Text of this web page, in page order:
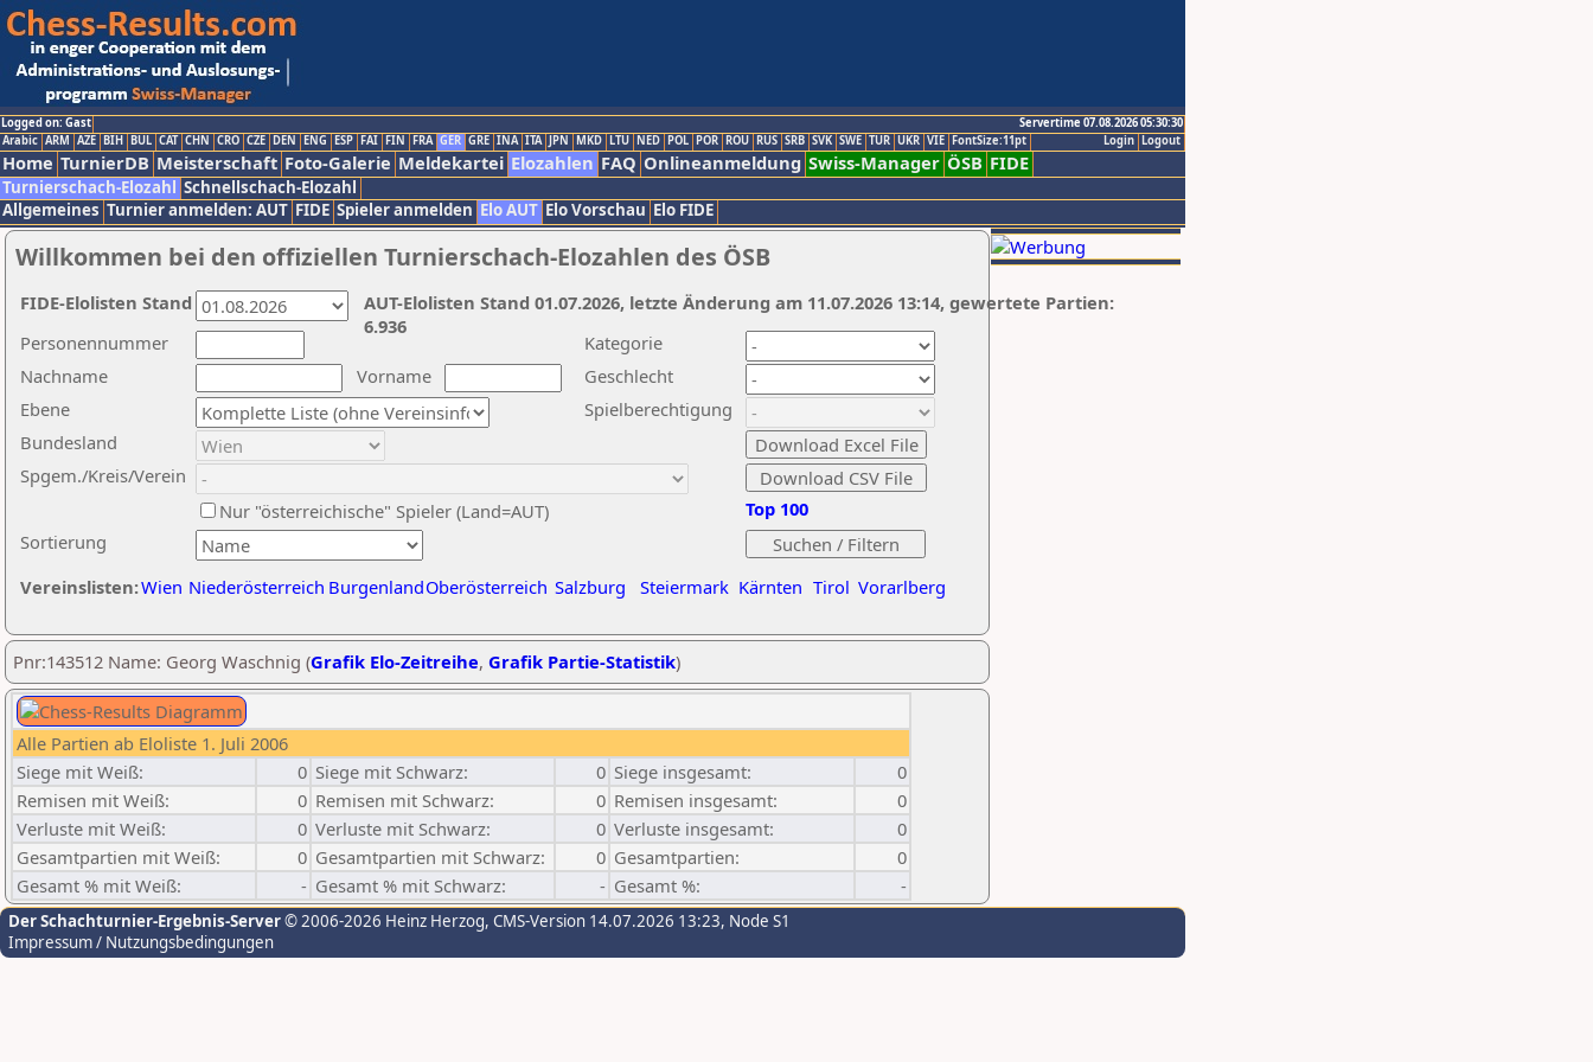
Logged on: Gast
Servertime 07.08.2026 05:30:30
Logout
Login
Arabic ARM AZE BIH BUL CAT CHN CRO CZE DEN ENG ESP FAI FIN FRA GER GRE INA ITA JPN MKD LTU NED POL POR ROU RUS SRB SVK SWE TUR UKR VIE FontSize:11pt
Home TurnierDB Meisterschaft Foto-Galerie Meldekartei Elozahlen FAQ Onlineanmeldung Swiss-Manager ÖSB FIDE
Turnierschach-Elozahl Schnellschach-Elozahl
Allgemeines Turnier anmelden: AUT FIDE Spieler anmelden Elo AUT Elo Vorschau Elo FIDE
Willkommen bei den offiziellen Turnierschach-Elozahlen des ÖSB
Nachname
Vorname
Ebene
Kategorie
Sortierung
Personennummer
Bundesland
Spgem./Kreis/Verein
Geschlecht
Nur "österreichische" Spieler (Land=AUT)
Spielberechtigung
Vereinslisten:Wien Niederösterreich BurgenlandOberösterreich Salzburg Steiermark Kärnten Tirol Vorarlberg
Top 100
AUT-Elolisten Stand 01.07.2026, letzte Änderung am 11.07.2026 13:14, gewertete Partien:
6.936
FIDE-Elolisten Stand
Pnr:143512 Name: Georg Waschnig (Grafik Elo-Zeitreihe, Grafik Partie-Statistik)
Alle Partien ab Eloliste 1. Juli 2006
Siege mit Weiß:
0 Siege mit Schwarz: 0 Siege insgesamt:
0
Remisen mit Weiß:
0 Remisen mit Schwarz: 0 Remisen insgesamt:
0
Verluste mit Weiß:
0 Verluste mit Schwarz: 0 Verluste insgesamt:
0
Gesamtpartien mit Weiß:
0 Gesamtpartien mit Schwarz: 0 Gesamtpartien:
0
Gesamt % mit Weiß:
- Gesamt % mit Schwarz: - Gesamt %: -
Der Schachturnier-Ergebnis-Server© 2006-2026 Heinz Herzog, CMS-Version 14.07.2026 13:23, Node S1
Impressum / Nutzungsbedingungen